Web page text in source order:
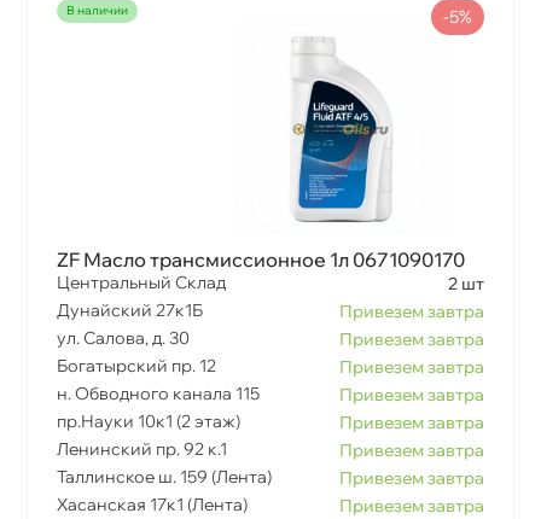
наличии
ZF Масло трансмиссионное 1л 0671090170
Центральный Склад
2 шт
Дунайский 27к1Б
Привезем завтра
ул. Салова, д. 30
Привезем завтра
Богатырский пр. 12
Привезем завтра
н. Обводного канала 115
Привезем завтра
пр.Науки 10к1 (2 этаж)
Привезем завтра
Ленинский пр. 92 к.1
Привезем завтра
Таллинское ш. 159 (Лента)
Привезем завтра
Хасанская 17к1 (Лента)
Привезем завтра
-5%